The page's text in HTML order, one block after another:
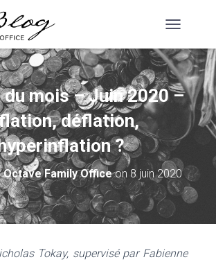
O
G
G
L
E
V
G
A
T
mois – Juin 2020 –
déflation,
?
Octave Family Officeon 8 juin 2020
Tokay, supervisé par Fabienne